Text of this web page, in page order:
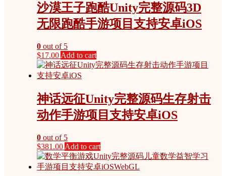
沙漠王子跑酷Unity完整源码3D
无限跑酷手游项目支持安卓iOS
0 out of 5
$17.00 Add to cart
神话远征Unity完整源码生存射击
动作手游项目支持安卓iOS
0 out of 5
$381.00 Add to cart